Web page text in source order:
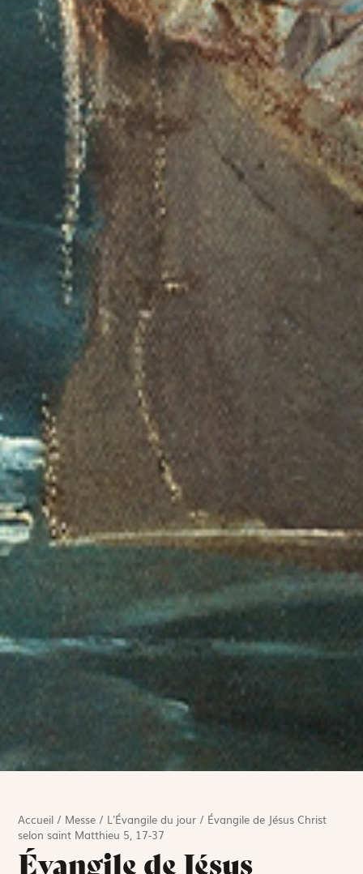
Accueil / Messe / L'Évangile du jour / Évangile de Jésus Christ
selon saint Matthieu 5, 17-37
Évangile de Jésus